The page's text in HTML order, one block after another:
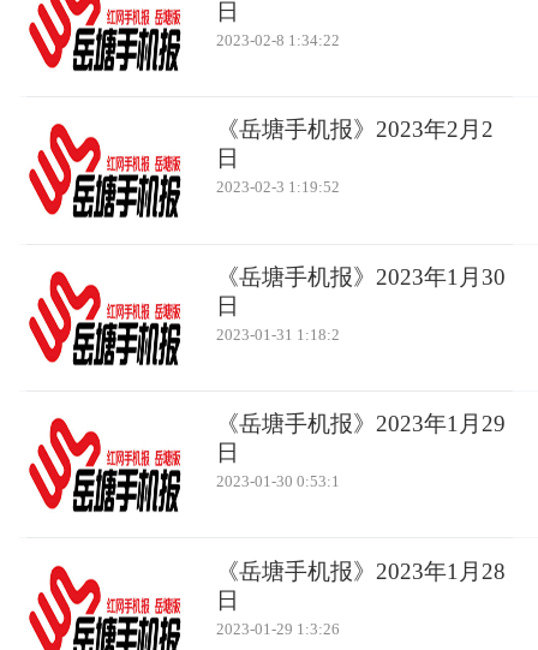
日
2023-02-8 1:34:22
《岳塘手机报》2023年2月2
日
2023-02-3 1:19:52
《岳塘手机报》2023年1月30
日
2023-01-31 1:18:2
《岳塘手机报》2023年1月29
日
2023-01-30 0:53:1
《岳塘手机报》2023年1月28
日
2023-01-29 1:3:26